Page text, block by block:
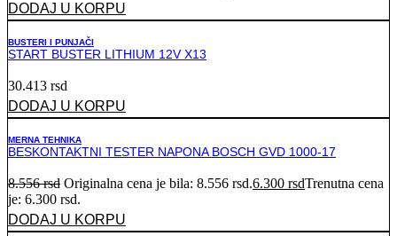
DODAJ U KORPU
BUSTERI I PUNJAČI
START BUSTER LITHIUM 12V X13
30.413 rsd
DODAJ U KORPU
MERNA TEHNIKA
BESKONTAKTNI TESTER NAPONA BOSCH GVD 1000-17
8.556rsd Originalna cena je bila: 8.556 rsd.6.300 rsdTrenutna cena
je: 6.300 rsd.
DODAJ U KORPU